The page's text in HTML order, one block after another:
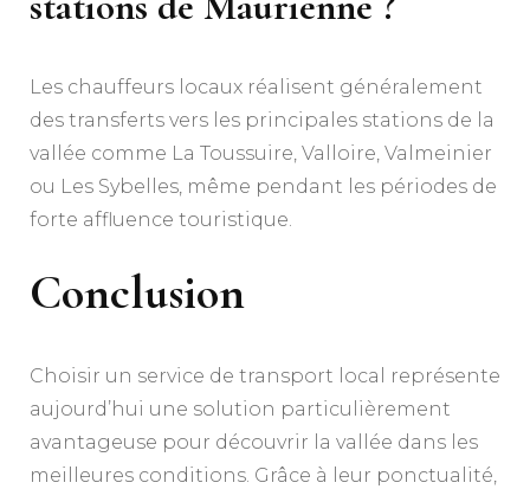
Les chauffeurs locaux réalisent généralement
des transferts vers les principales stations de la
vallée comme La Toussuire, Valloire, Valmeinier
ou Les Sybelles, même pendant les périodes de
forte affluence touristique.
Conclusion
Choisir un service de transport local représente
aujourd’hui une solution particulièrement
avantageuse pour découvrir la vallée dans les
meilleures conditions. Grâce à leur ponctualité,